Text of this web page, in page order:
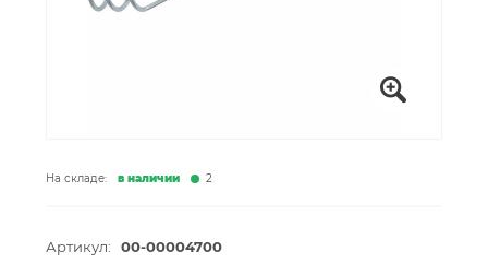
На складе: в наличии 2
Артикул: 00-00004700